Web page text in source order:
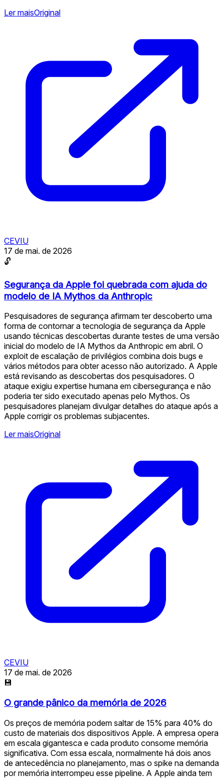
Ler maisOriginal
CEVIU
17 de mai. de 2026
🔓
Segurança da Apple foi quebrada com ajuda do
modelo de IA Mythos da Anthropic
Pesquisadores de segurança afirmam ter descoberto uma
forma de contornar a tecnologia de segurança da Apple
usando técnicas descobertas durante testes de uma versão
inicial do modelo de IA Mythos da Anthropic em abril. O
exploit de escalação de privilégios combina dois bugs e
vários métodos para obter acesso não autorizado. A Apple
está revisando as descobertas dos pesquisadores. O
ataque exigiu expertise humana em cibersegurança e não
poderia ter sido executado apenas pelo Mythos. Os
pesquisadores planejam divulgar detalhes do ataque após a
Apple corrigir os problemas subjacentes.
Ler maisOriginal
CEVIU
17 de mai. de 2026
💾
O grande pânico da memória de 2026
Os preços de memória podem saltar de 15% para 40% do
custo de materiais dos dispositivos Apple. A empresa opera
em escala gigantesca e cada produto consome memória
significativa. Com essa escala, normalmente há dois anos
de antecedência no planejamento, mas o spike na demanda
por memória interrompeu esse pipeline. A Apple ainda tem